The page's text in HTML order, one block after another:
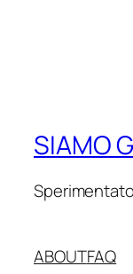
SIAMO
ABOUTFAQ